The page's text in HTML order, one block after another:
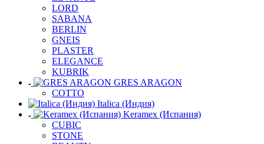
LORD
SABANA
BERLIN
GNEIS
PLASTER
ELEGANCE
KUBRIK
GRES ARAGON
COTTO
Italica (Индия)
Keramex (Испания)
CUBIC
STONE